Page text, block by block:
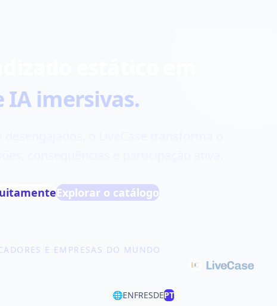
IA imersivas.
Explorar o catálogo
E EMPRESAS DO MUNDO
🌐ENFRESDEPT